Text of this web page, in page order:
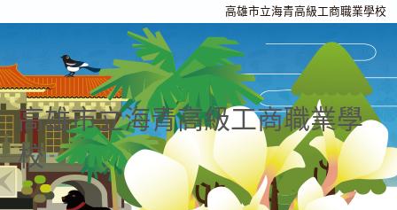
高雄市立海青高級工商職業學校
高雄市立海青高級工商職業學
校